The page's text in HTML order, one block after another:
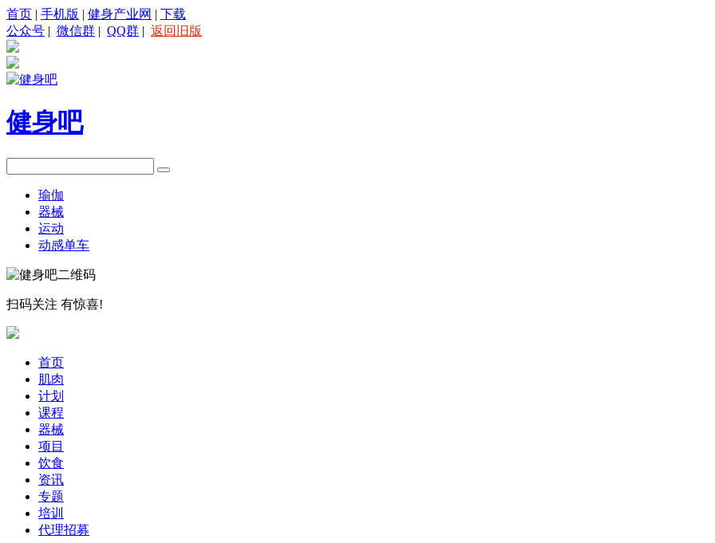
首页 | 手机版 | 健身产业网 | 下载
公众号 | 微信群 | QQ群 | 返回旧版
健身吧
瑜伽
器械
运动
动感单车
扫码关注 有惊喜!
首页
肌肉
计划
课程
器械
项目
饮食
资讯
专题
培训
代理招募